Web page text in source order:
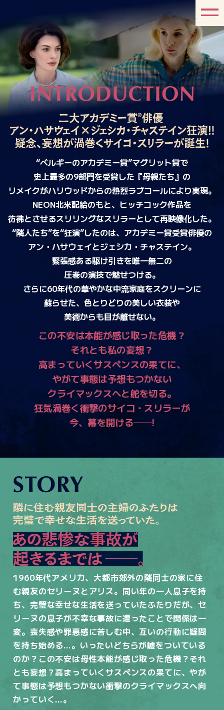
“ベルギーのアカデミー賞”マグリット賞で
史上最多の9部門を受賞した『母親たち』の
リメイクがハリウッドからの熱烈ラブコールにより実現。
NEON北米配給のもと、ヒッチコック作品を
彷彿とさせるスリリングなスリラーとして再映像化した。
“隣人たち”を“狂演”したのは、アカデミー賞受賞俳優の
アン・ハサウェイとジェシカ・チャステイン。
緊張感ある駆け引きを唯一無二の
圧巻の演技で魅せつける。
さらに60年代の華やかな中流家庭をスクリーンに
蘇らせた、色とりどりの美しい衣装や
美術からも目が離せない。
この不安は本能が感じ取った危機？
それとも私の妄想？
高まっていくサスペンスの果てに、
やがて事態は予想もつかない
クライマックスへと舵を切る。
狂気渦巻く衝撃のサイコ・スリラーが
今、幕を開ける──!
1960年代アメリカ、大都市郊外の隣同士の家に住
む親友のセリーヌとアリス。 同い年の一人息子を持
ち、完璧な幸せな生活を送っていたふたりだが、セ
リーヌの息子が不幸な事故に遭ったことで関係は一
変。喪失感や罪悪感に苦しむ中、互いの行動に疑問
を持ち始める…。いったいどちらが嘘をついている
のか？この不安は母性本能が感じ取った危機？それ
とも妄想？高まっていくサスペンスの果てに、やが
て事態は予想もつかない衝撃のクライマックスへ向
かっていく…。